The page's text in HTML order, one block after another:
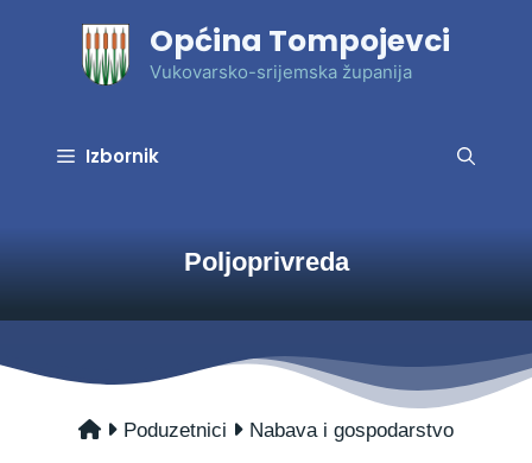
Općina Tompojevci
Vukovarsko-srijemska županija
Izbornik
Poljoprivreda
Poduzetnici Nabava i gospodarstvo